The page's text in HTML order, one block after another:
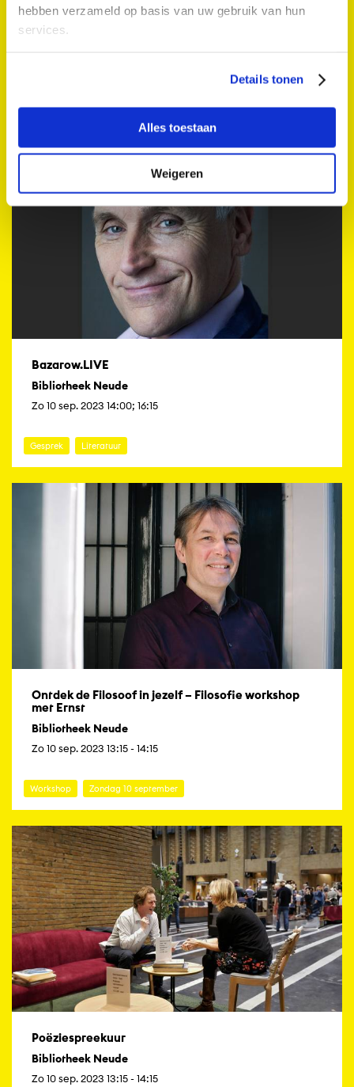
hebben verzameld op basis van uw gebruik van hun
services.
Details tonen
Alles toestaan
Weigeren
Borduurclub de Doorbloeiers
Bazarow.LIVE
Bibliotheek Neude
Zo 10 sep. 2023 14:00; 16:15
Gesprek Literatuur
Ontdek de Filosoof in jezelf – Filosofie workshop
met Ernst
Bibliotheek Neude
Zo 10 sep. 2023 13:15 - 14:15
Workshop Zondag 10 september
Poëziespreekuur
Bibliotheek Neude
Zo 10 sep. 2023 13:15 - 14:15